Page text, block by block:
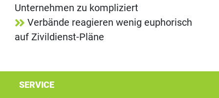
Unternehmen zu kompliziert
Verbände reagieren wenig euphorisch
auf Zivildienst-Pläne
SERVICE